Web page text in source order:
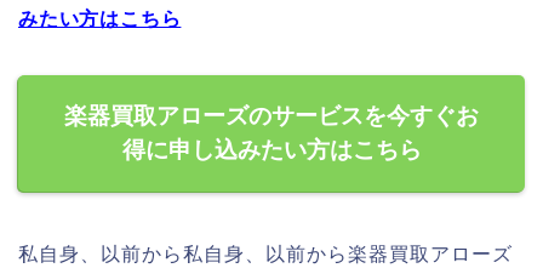
みたい方はこちら
楽器買取アローズのサービスを今すぐお
得に申し込みたい方はこちら
私自身、以前から私自身、以前から楽器買取アローズ